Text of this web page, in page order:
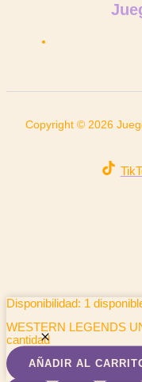
Copyright © 2026
Disponibilidad: 1
WESTERN LEGENDS
cantidad
AÑADIR AL